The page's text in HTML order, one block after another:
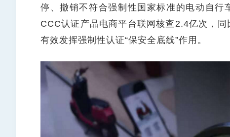
停、撤销不符合强制性国家标准的电动自
CCC认证产品电商平台联网核查2.4亿次，
有效发挥强制性认证“保安全底线”作用。